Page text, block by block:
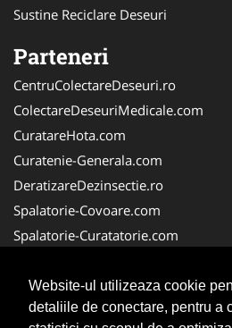
Website-ul utilizeaza cookie
detaliile de conectare, pentru a
Sustine Reciclare Deseuri
Parteneri
CentruColectareDeseuri.ro
ColectareDeseuriMedicale.com
CuratareHota.com
Curatenie-Generala.com
DeratizareDezinsectie.ro
Spalatorie-Covoare.com
Spalatorie-Curatatorie.com
FirmaDeratizare.ro
Service-Reparatii.com